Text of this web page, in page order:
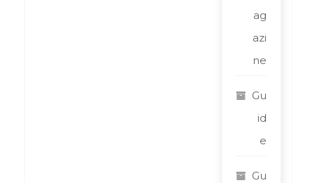
ag
azi
ne
Gu
id
e
Gu